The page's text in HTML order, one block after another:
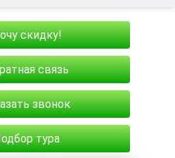
скидку!
связь
звонок
тура